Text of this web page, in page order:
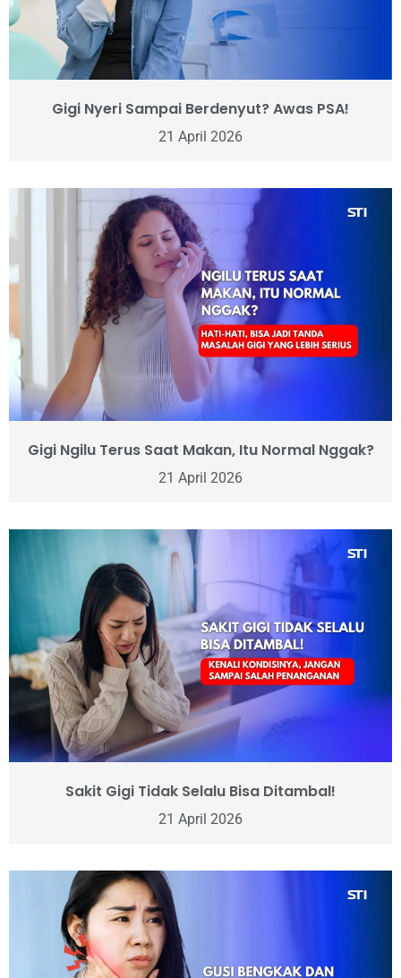
Gigi Nyeri Sampai Berdenyut? Awas PSA!
21 April 2026
Gigi Ngilu Terus Saat Makan, Itu Normal Nggak?
21 April 2026
Sakit Gigi Tidak Selalu Bisa Ditambal!
21 April 2026